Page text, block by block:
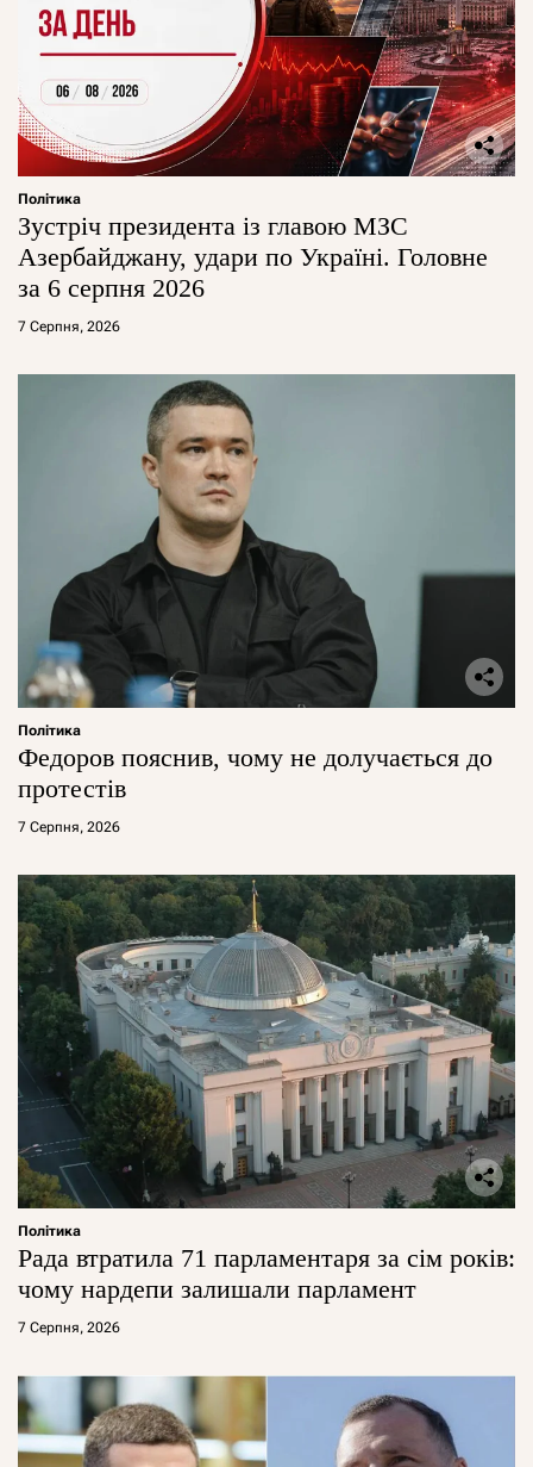
Політика
Зустріч президента із главою МЗС
Азербайджану, удари по Україні. Головне
за 6 серпня 2026
7 Серпня, 2026
Політика
Федоров пояснив, чому не долучається до
протестів
7 Серпня, 2026
Політика
Рада втратила 71 парламентаря за сім років:
чому нардепи залишали парламент
7 Серпня, 2026